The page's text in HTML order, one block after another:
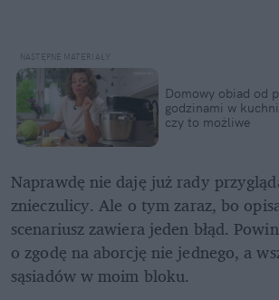
Domowy obiad od
godzinami w
czy to możliwe
Naprawdę nie daję już rady
znieczulicy. Ale o tym zaraz, bo
scenariusz zawiera jeden błąd.
o zgodę na aborcję nie jednego, a
sąsiadów w moim bloku.